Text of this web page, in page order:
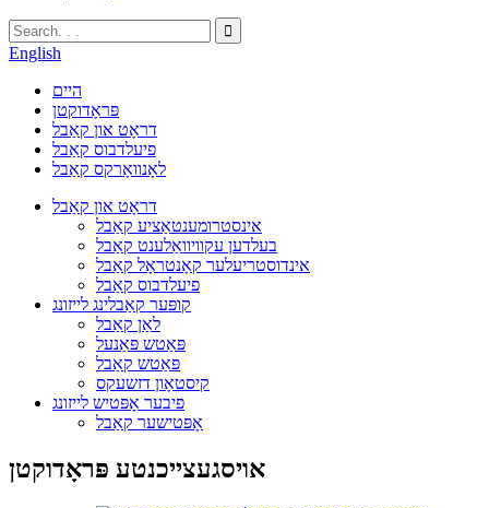
English
היים
פּראָדוקטן
דראָט און קאַבל
פיעלדבוס קאַבל
לאָנוואָרקס קאַבל
דראָט און קאַבל
אינסטרומענטאַציע קאַבל
בעלדען עקוויוואַלענט קאַבל
אינדוסטריעלער קאָנטראָל קאַבל
פיעלדבוס קאַבל
קופּער קאַבלינג לייזונג
לאַן קאַבל
פּאַטש פּאַנעל
פּאַטש קאַבל
קיסטאָון דזשעקס
פיבער אָפּטיש לייזונג
אָפּטישער קאַבל
אויסגעצייכנטע פּראָדוקטן